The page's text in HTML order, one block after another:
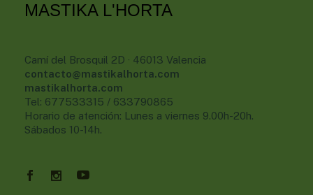
MASTIKA L'HORTA
Camí del Brosquil 2D · 46013 Valencia
contacto@mastikalhorta.com
mastikalhorta.com
Tel: 677533315 / 633790865
Horario de atención: Lunes a viernes 9.00h-20h.
Sábados 10-14h.